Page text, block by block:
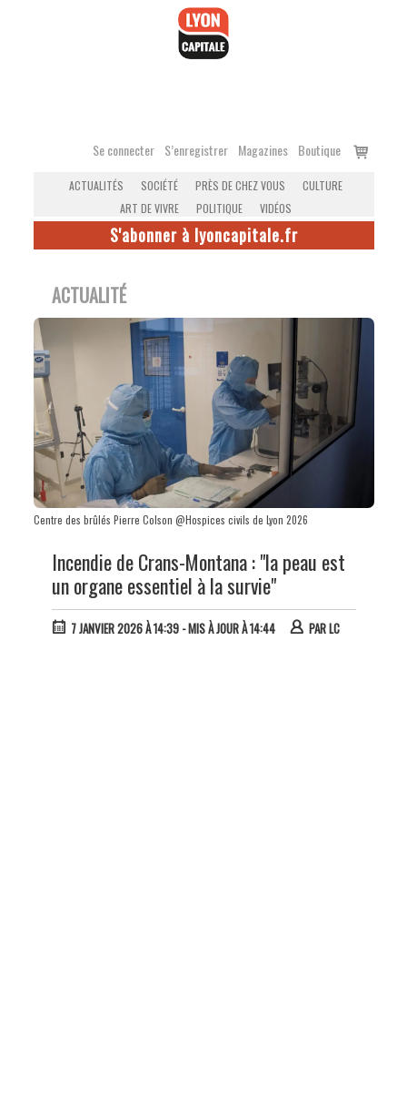
Se connecter S’enregistrer Magazines Boutique
Voir
ACTUALITÉS SOCIÉTÉ PRÈS DE CHEZ VOUS
CULTURE
ART DE VIVRE
POLITIQUE VIDÉOS
S'abonner à lyoncapitale.fr
ACTUALITÉ
Centre des brûlés Pierre Colson @Hospices civils de Lyon 2026
Incendie de Crans-Montana : "la peau est
un organe essentiel à la survie"
7 JANVIER 2026 À 14:39- MIS À JOUR À 14:44 PARLC